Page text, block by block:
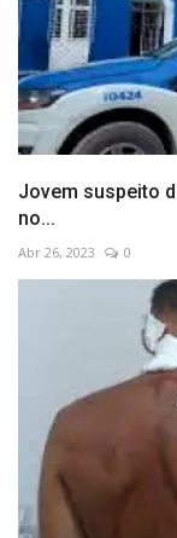
Jovem suspeito
no...
Abr 26, 2023 0